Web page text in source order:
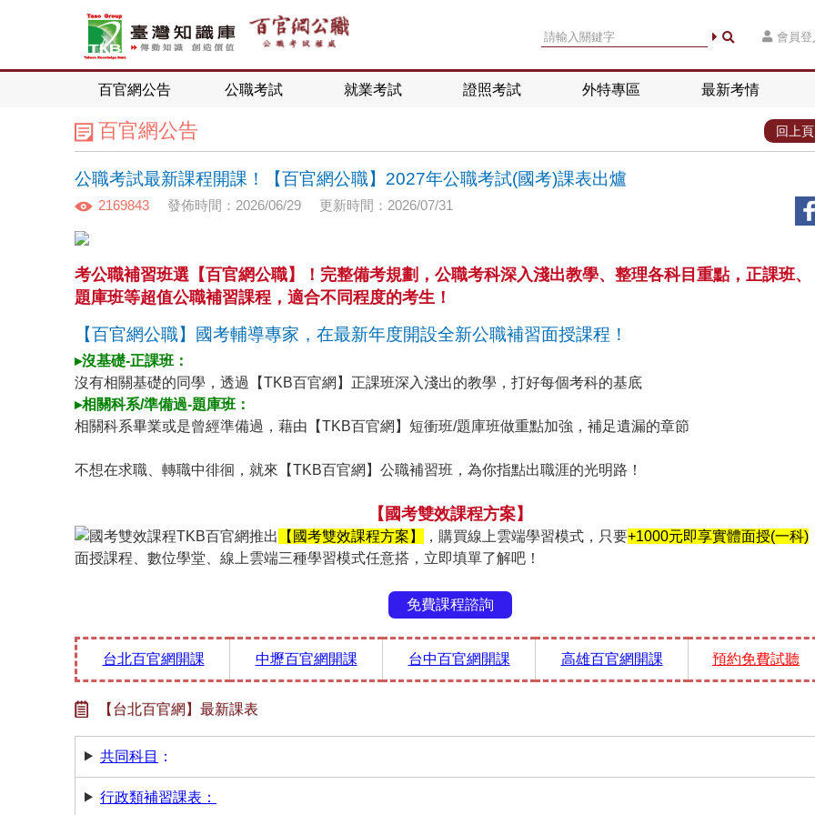
會員登
百官網公告 公職考試 就業考試 證照考試 外特專區 最新考情
百官網公告 回上頁
公職考試最新課程開課！【百官網公職】2027年公職考試(國考)課表出爐
2169843 發佈時間：2026/06/29 更新時間：2026/07/31
考公職補習班選【百官網公職】！完整備考規劃，公職考科深入淺出教學、整理各科目重點，正課班、
題庫班等超值公職補習課程，適合不同程度的考生！
【百官網公職】國考輔導專家，在最新年度開設全新公職補習面授課程！
▸沒基礎-正課班：
沒有相關基礎的同學，透過【TKB百官網】正課班深入淺出的教學，打好每個考科的基底
▸相關科系/準備過-題庫班：
相關科系畢業或是曾經準備過，藉由【TKB百官網】短衝班/題庫班做重點加強，補足遺漏的章節
不想在求職、轉職中徘徊，就來【TKB百官網】公職補習班，為你指點出職涯的光明路！
【國考雙效課程方案】
TKB百官網推出 【國考雙效課程方案】 ，購買線上雲端學習模式，只要+1000元即享實體面授(一科)
面授課程、數位學堂、線上雲端三種學習模式任意搭，立即填單了解吧！
免費課程諮詢
台北百官網開課 中壢百官網開課 台中百官網開課 高雄百官網開課 預約免費試聽
【台北百官網】最新課表
共同科目 ：
行政類補習課表：